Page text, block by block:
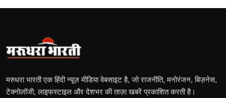
मरुधरा भारती एक हिंदी न्यूज़ मीडिया वेबसाइट है, जो राजनीति, मनोरंजन, बिज़नेस,
टेक्नोलॉजी, लाइफस्टाइल और देशभर की ताज़ा खबरें प्रकाशित करती है।